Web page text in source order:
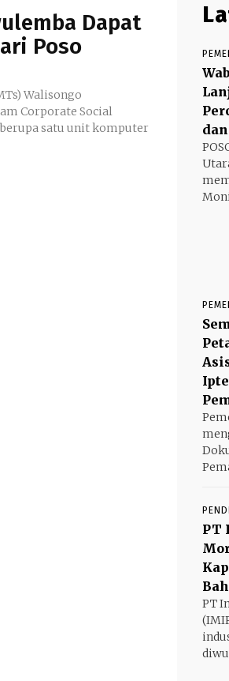
Dapat
Poso
Walisongo
Corporate Social
berupa satu unit komputer
PT
PT